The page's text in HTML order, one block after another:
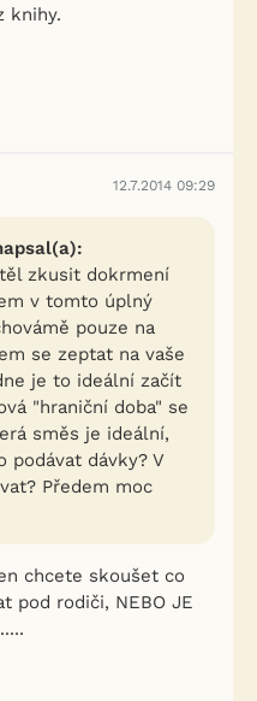
knihy.
12.7.2014 09:29
zkusit dokrmení
v tomto úplný
pouze na
se zeptat na vaše
je to ideální začít
"hraniční doba" se
směs je ideální,
podávat dávky? V
Předem moc
chcete skoušet co
pod rodiči, NEBO JE